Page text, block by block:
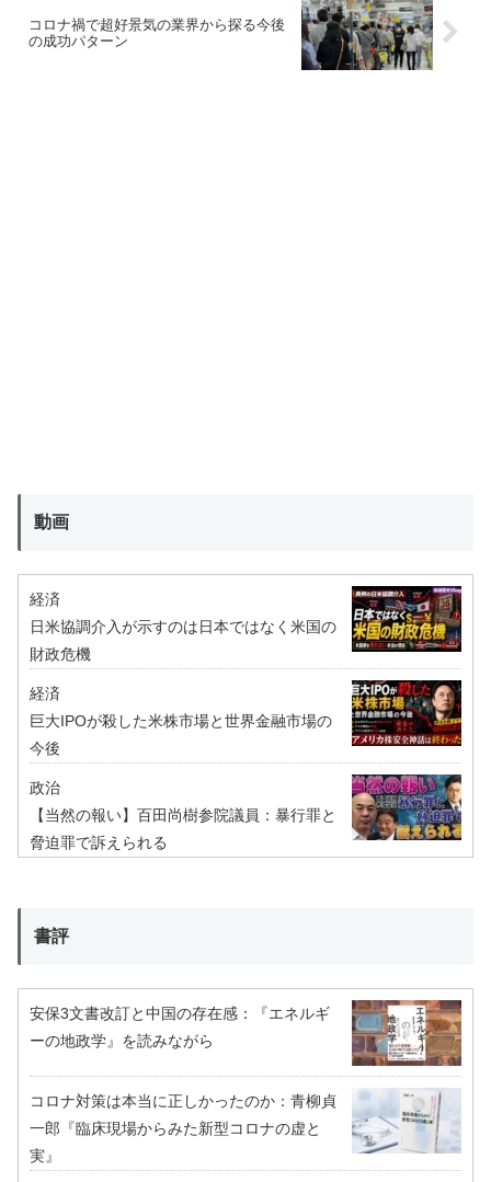
コロナ禍で超好景気の業界から探る今後
の成功パターン
動画
経済
日米協調介入が示すのは日本ではなく米国の
財政危機
経済
巨大IPOが殺した米株市場と世界金融市場の
今後
政治
【当然の報い】百田尚樹参院議員：暴行罪と
脅迫罪で訴えられる
書評
安保3文書改訂と中国の存在感：『エネルギ
ーの地政学』を読みながら
コロナ対策は本当に正しかったのか：青柳貞
一郎『臨床現場からみた新型コロナの虚と
実』